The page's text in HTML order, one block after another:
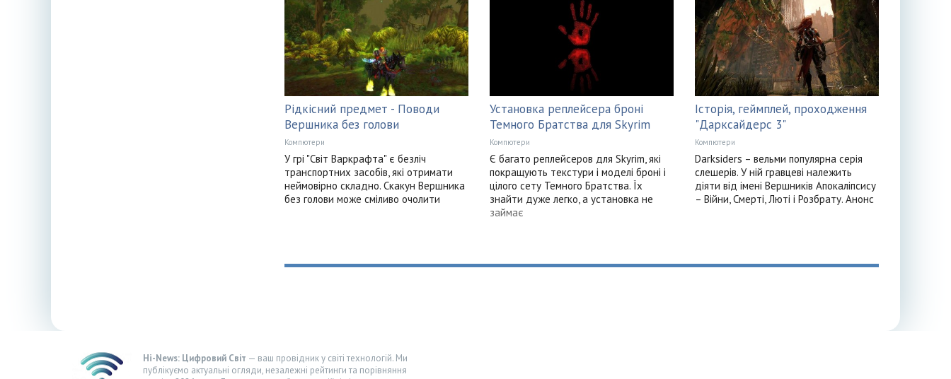
Рідкісний предмет - Поводи
Вершника без голови
Компютери
У грі "Світ Варкрафта" є безліч
транспортних засобів, які отримати
неймовірно складно. Скакун Вершника
без голови може сміливо очолити
Установка реплейсера броні
Темного Братства для Skyrim
Компютери
Є багато реплейсеров для Skyrim, які
покращують текстури і моделі броні і
цілого сету Темного Братства. Їх
знайти дуже легко, а установка не
займає
Історія, геймплей, проходження
"Дарксайдерс 3"
Компютери
Darksiders – вельми популярна серія
слешерів. У ній гравцеві належить
діяти від імені Вершників Апокаліпсису
– Війни, Смерті, Люті і Розбрату. Анонс
Hi-News: Цифровий Світ — ваш провідник у світі технологій. Ми
публікуємо актуальні огляди, незалежні рейтинги та порівняння